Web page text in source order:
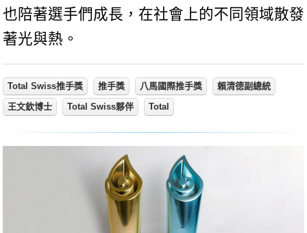
也陪著選手們成長，在社會上的不同領域散發
著光與熱。
Total Swiss推手獎 推手獎 八馬國際推手獎
賴清德副總統
王文欽博士
Total Swiss夥伴 Total